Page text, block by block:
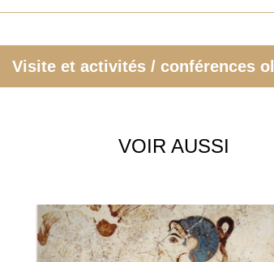
Visite et activités / conférences
VOIR AUSSI